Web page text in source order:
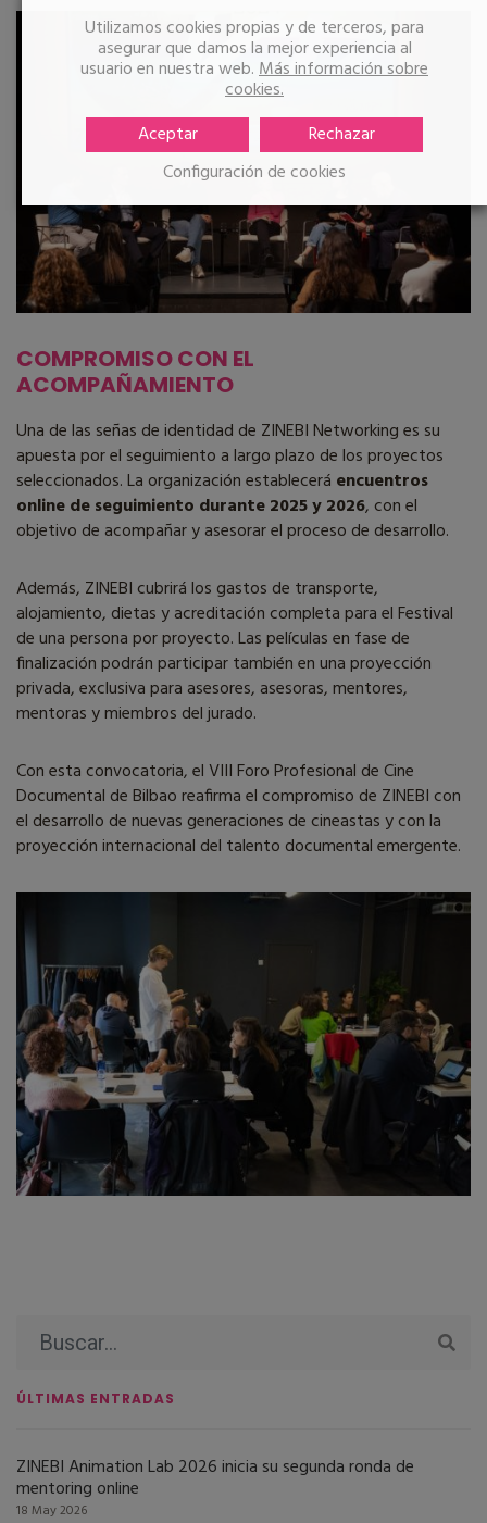
COMPROMISO CON EL
ACOMPAÑAMIENTO
Una de las señas de identidad de ZINEBI Networking es su
apuesta por el seguimiento a largo plazo de los proyectos
seleccionados. La organización establecerá encuentros
online de seguimiento durante 2025 y 2026, con el
objetivo de acompañar y asesorar el proceso de desarrollo.
Además, ZINEBI cubrirá los gastos de transporte,
alojamiento, dietas y acreditación completa para el Festival
de una persona por proyecto. Las películas en fase de
finalización podrán participar también en una proyección
privada, exclusiva para asesores, asesoras, mentores,
mentoras y miembros del jurado.
Con esta convocatoria, el VIII Foro Profesional de Cine
Documental de Bilbao reafirma el compromiso de ZINEBI con
el desarrollo de nuevas generaciones de cineastas y con la
proyección internacional del talento documental emergente.
ÚLTIMAS ENTRADAS
ZINEBI Animation Lab 2026 inicia su segunda ronda de
mentoring online
18 May 2026
Utilizamos cookies propias y de terceros, para
asegurar que damos la mejor experiencia al
usuario en nuestra web.Más información sobre
cookies.
Aceptar
Rechazar
Configuración de cookies